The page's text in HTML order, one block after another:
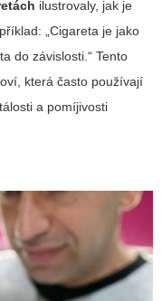
ilustrovaly, jak je
„Cigareta je jako
do závislosti.“ Tento
která často používají
a pomíjivosti